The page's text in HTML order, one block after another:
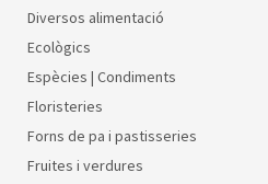
Diversos alimentació
Ecològics
Espècies | Condiments
Floristeries
Forns de pa i pastisseries
Fruites i verdures